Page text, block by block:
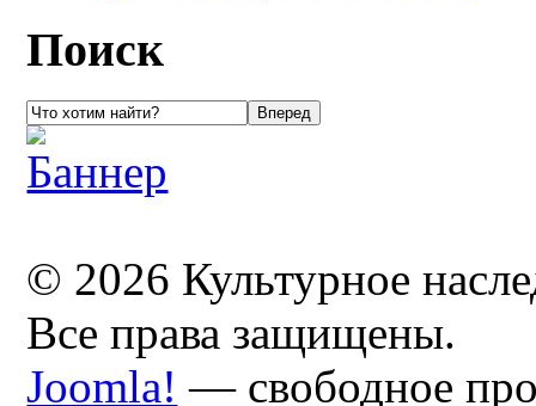
Поиск
© 2026 Культурное
Все права защищены.
Joomla! — свободное